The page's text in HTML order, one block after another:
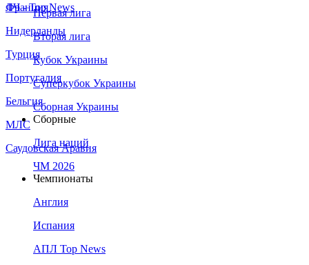
Франция
Нидерланды
Турция
Португалия
Бельгия
МЛС
Саудовская Аравия
ЛЧ - Top News
Первая лига
Вторая лига
Кубок Украины
Суперкубок Украины
Сборная Украины
Сборные
Лига наций
ЧМ 2026
Чемпионаты
Англия
Испания
АПЛ Top News